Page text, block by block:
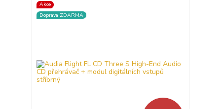
Akce
Doprava ZDARMA